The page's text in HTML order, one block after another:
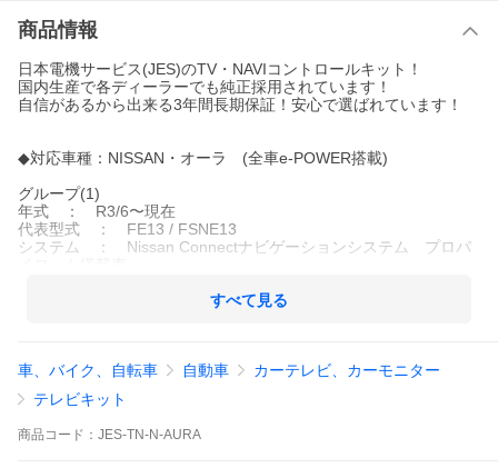
商品情報
日本電機サービス(JES)のTV・NAVIコントロールキット！
国内生産で各ディーラーでも純正採用されています！
自信があるから出来る3年間長期保証！安心で選ばれています！
◆対応車種：NISSAN・オーラ (全車e-POWER搭載)
グループ(1)
年式 ： R3/6〜現在
代表型式 ： FE13 / FSNE13
システム ： Nissan Connectナビゲーションシステム プロパ
※プロパイロット時でも使用可能ですが、目的地設定は行う事は
年式 ： R3/6〜現在
代表型式 ： FE13 / FSNE13
システム ： Nissan Connectナビゲーションシステム プロパ
イロット非搭載車
操作範囲 ： 目的地設定：○ 自車位置：× DVD：-
すべて見る
車、バイク、自転車 自動車
カーテレビ、カーモニター
テレビキット
商品 コード： JES-TN-N-AURA